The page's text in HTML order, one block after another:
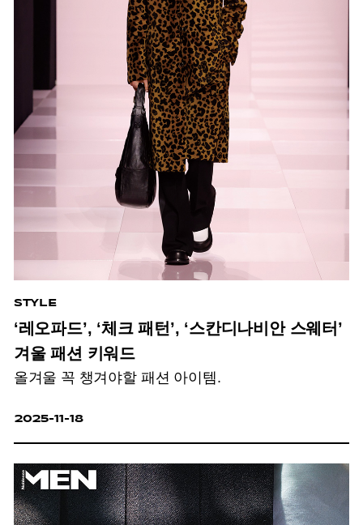
STYLE
‘레오파드’, ‘체크 패턴’, ‘스칸디나비안 스웨터’
겨울 패션 키워드
올겨울 꼭 챙겨야할 패션 아이템.
2025-11-18